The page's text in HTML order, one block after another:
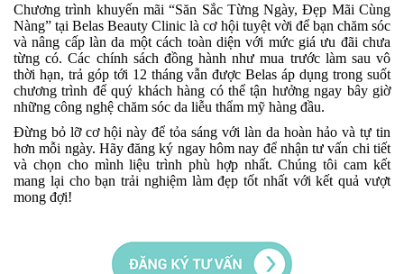
Chương trình khuyến mãi “Săn Sắc Từng Ngày, Đẹp Mãi Cùng
Nàng” tại Belas Beauty Clinic là cơ hội tuyệt vời để bạn chăm sóc
và nâng cấp làn da một cách toàn diện với mức giá ưu đãi chưa
từng có.Các chính sách đồng hành như mua trước làm sau vô
thời hạn, trả góp tới 12 tháng vẫn được Belas áp dụng trong suốt
chương trình để quý khách hàng có thể tận hưởng ngay bây giờ
những công nghệ chăm sóc da liễu thẩm mỹ hàng đầu.
Đừng bỏ lỡ cơ hội này để tỏa sáng với làn da hoàn hảo và tự tin
hơn mỗi ngày. Hãy đăng ký ngay hôm nay để nhận tư vấn chi tiết
và chọn cho mình liệu trình phù hợp nhất. Chúng tôi cam kết
mang lại cho bạn trải nghiệm làm đẹp tốt nhất với kết quả vượt
mong đợi!